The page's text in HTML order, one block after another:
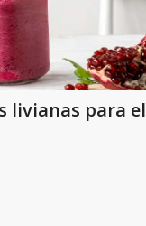
livianas para el